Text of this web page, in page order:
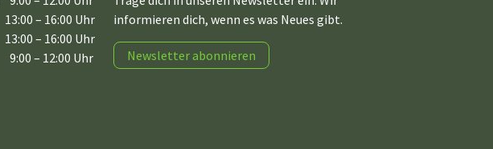
13:00 – 16:00 Uhr
13:00 – 16:00 Uhr
9:00 – 12:00 Uhr
informieren dich, wenn es was Neues gibt.
Newsletter abonnieren